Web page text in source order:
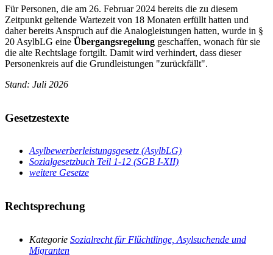
Für Personen, die am 26. Februar 2024 bereits die zu diesem
Zeitpunkt geltende Wartezeit von 18 Monaten erfüllt hatten und
daher bereits Anspruch auf die Analogleistungen hatten, wurde in §
20 AsylbLG eine Übergangsregelung geschaffen, wonach für sie
die alte Rechtslage fortgilt. Damit wird verhindert, dass dieser
Personenkreis auf die Grundleistungen "zurückfällt".
Stand: Juli 2026
Gesetzestexte
Asylbewerberleistungsgesetz (AsylbLG)
Sozialgesetzbuch Teil 1-12 (SGB I-XII)
weitere Gesetze
Rechtsprechung
Kategorie Sozialrecht für Flüchtlinge, Asylsuchende und
Migranten